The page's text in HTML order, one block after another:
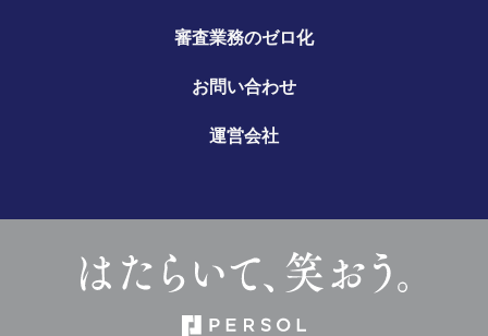
審査業務のゼロ化
お問い合わせ
運営会社